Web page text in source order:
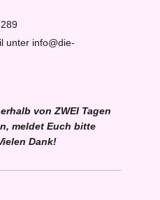
unter info@die-
von ZWEI Tagen
meldet Euch bitte
Dank!